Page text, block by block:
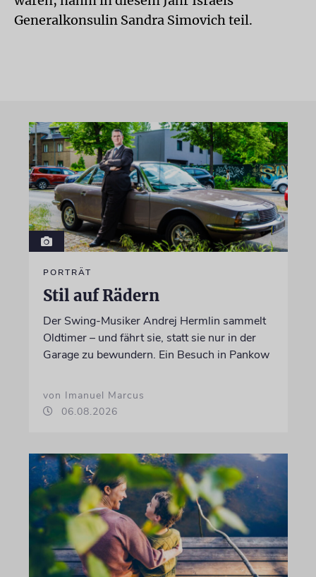
Generalkonsulin Sandra Simovich teil.
PORTRÄT
Stil auf Rädern
Der Swing-Musiker Andrej Hermlin sammelt
Oldtimer – und fährt sie, statt sie nur in der
Garage zu bewundern. Ein Besuch in Pankow
von Imanuel Marcus
06.08.2026